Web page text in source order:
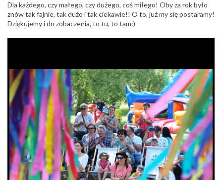
Dla każdego, czy małego, czy dużego, coś miłego! Oby za rok było
znów tak fajnie, tak dużo i tak ciekawie!! O to, już my się postaramy!
Dziękujemy i do zobaczenia, to tu, to tam:)